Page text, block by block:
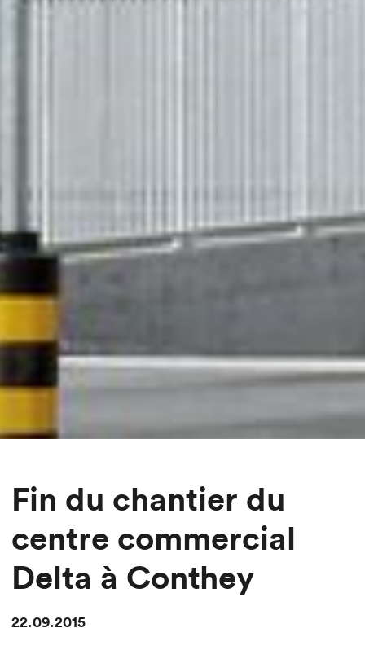
Fin du chantier du
centre commercial
Delta à Conthey
22.09.2015